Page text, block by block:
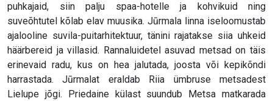
puhkajaid, siin palju spaa-hotelle ja kohvikuid ning
suveõhtutel kõlab elav muusika. Jūrmala linna iseloomustab
ajalooline suvila-puitarhitektuur, tänini rajatakse siia uhkeid
häärbereid ja villasid. Rannaluidetel asuvad metsad on täis
erinevaid radu, kus on hea jalutada, joosta või kepikõndi
harrastada. Jūrmalat eraldab Riia ümbruse metsadest
Lielupe jõgi. Priedaine külast suundub Metsa matkarada